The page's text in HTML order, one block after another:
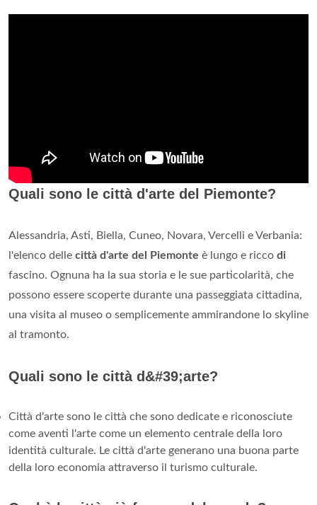
Quali sono le città d'arte del Piemonte?
Alessandria, Asti, Biella, Cuneo, Novara, Vercelli e Verbania:
l'elenco delle città d'arte del Piemonte è lungo e ricco di
fascino. Ognuna ha la sua storia e le sue particolarità, che
possono essere scoperte durante una passeggiata cittadina,
una visita al museo o semplicemente ammirandone lo skyline
al tramonto.
Quali sono le città d&#39;arte?
Città d'arte sono le città che sono dedicate e riconosciute
come aventi l'arte come un elemento centrale della loro
identità culturale. Le città d'arte generano una buona parte
della loro economia attraverso il turismo culturale.